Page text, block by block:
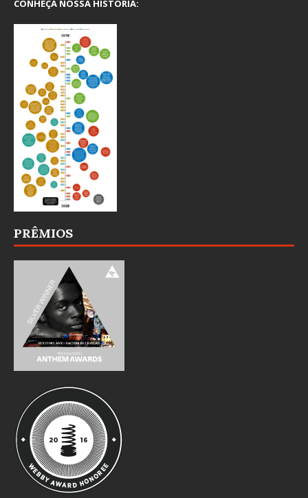
CONHEÇA NOSSA HISTÓRIA:
PRÊMIOS